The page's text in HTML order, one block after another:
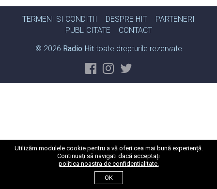
TERMENI SI CONDITII DESPRE HIT
PARTENERI
PUBLICITATE
CONTACT
© 2026 Radio Hittoate drepturile rezervate
Utilizăm modulele cookie pentru a vă oferi cea mai bună experiență.
Continuați să navigati dacă acceptați
politica noastra de confidentialitate.
OK